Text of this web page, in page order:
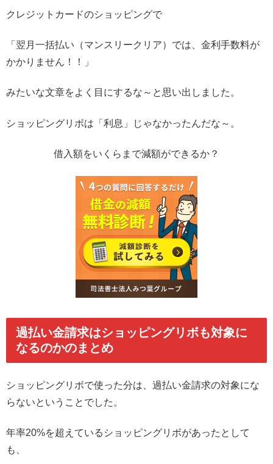
クレジットカードのショッピングで
「翌月一括払い（マンスリークリア）では、金利手数料が
かかりません！！」
みたいな文章をよく目にするな～と思い出しました。
ショッピングリボは「利息」じゃなかったんだな～。
借入額をいくらまで減額ができるか？
過払い金請求はショッピングリボも対象に
なるのかのまとめ
ショッピングリボで使った分は、過払い金請求の対象にな
らないということでした。
年率20%を超えているショッピングリボがあったとして
も、